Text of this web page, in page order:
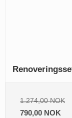
1.274,00 NOK
790,00 NOK